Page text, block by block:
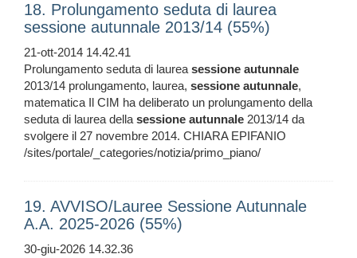
18. Prolungamento seduta di laurea
sessione autunnale 2013/14 (55%)
21-ott-2014 14.42.41
Prolungamento seduta di laureasessione autunnale
2013/14 prolungamento, laurea, sessione autunnale,
matematica Il CIM ha deliberato un prolungamento della
seduta di laurea dellasessione autunnale 2013/14 da
svolgere il 27 novembre 2014. CHIARA EPIFANIO
/sites/portale/_categories/notizia/primo_piano/
19. AVVISO/Lauree Sessione Autunnale
A.A. 2025-2026 (55%)
30-giu-2026 14.32.36